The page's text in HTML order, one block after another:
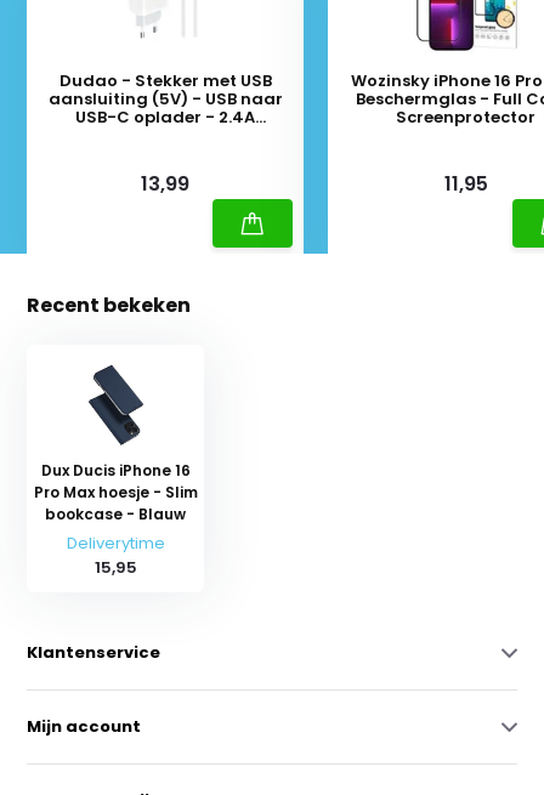
Dudao - Stekker met USB
aansluiting (5V) - USB naar
USB-C oplader - 2.4A
13,99
Wozinsky iPhone 16
Beschermglas - Full
Screenprotector
11,95
Recent bekeken
Dux Ducis iPhone 16
Pro Max hoesje - Slim
bookcase - Blauw
Deliverytime
15,95
Klantenservice
Mijn account